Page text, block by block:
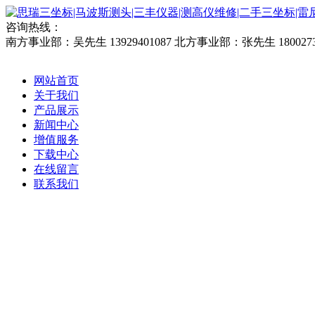
咨询热线：
南方事业部：吴先生 13929401087 北方事业部：张先生
网站首页
关于我们
产品展示
新闻中心
增值服务
下载中心
在线留言
联系我们